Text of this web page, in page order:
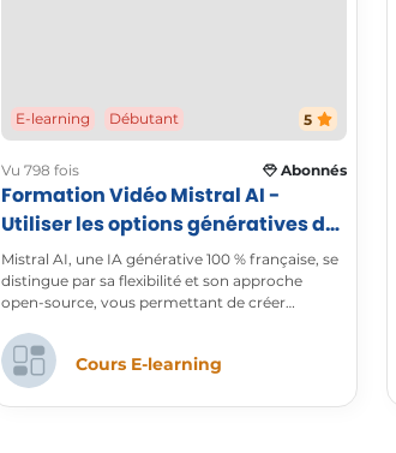
E-learning Débutant 5
Vu 798 fois Abonnés
Formation Vidéo Mistral AI -
Utiliser les options génératives de
Mistral
Mistral AI, une IA générative 100 % française, se
distingue par sa flexibilité et son approche
open-source, vous permettant de créer
mesure.
Cours E-learning